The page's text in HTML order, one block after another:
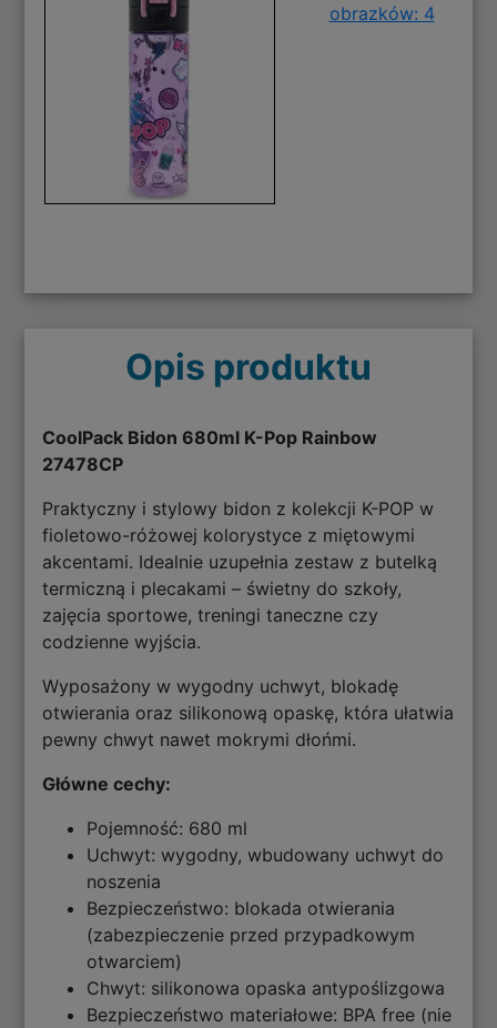
obrazków: 4
Opis produktu
CoolPack Bidon 680ml K-Pop Rainbow
27478CP
Praktyczny i stylowy bidon z kolekcji K-POP w
fioletowo-różowej kolorystyce z miętowymi
akcentami. Idealnie uzupełnia zestaw z butelką
termiczną i plecakami – świetny do szkoły,
zajęcia sportowe, treningi taneczne czy
codzienne wyjścia.
Wyposażony w wygodny uchwyt, blokadę
otwierania oraz silikonową opaskę, która ułatwia
pewny chwyt nawet mokrymi dłońmi.
Główne cechy:
Pojemność: 680 ml
Uchwyt: wygodny, wbudowany uchwyt do
noszenia
Bezpieczeństwo: blokada otwierania
(zabezpieczenie przed przypadkowym
otwarciem)
Chwyt: silikonowa opaska antypoślizgowa
Bezpieczeństwo materiałowe: BPA free (nie